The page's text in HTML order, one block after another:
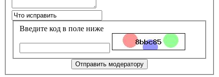
Введите код в поле ниже
Отправить модератору